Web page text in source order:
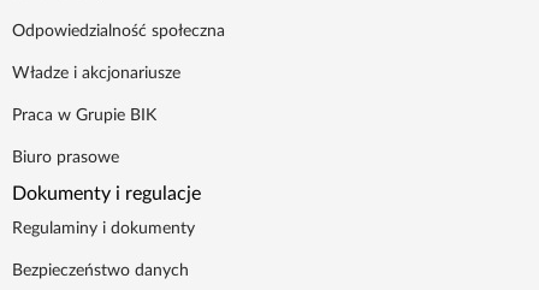
Odpowiedzialność społeczna
Władze i akcjonariusze
Praca w Grupie BIK
Biuro prasowe
Dokumenty i regulacje
Regulaminy i dokumenty
Bezpieczeństwo danych